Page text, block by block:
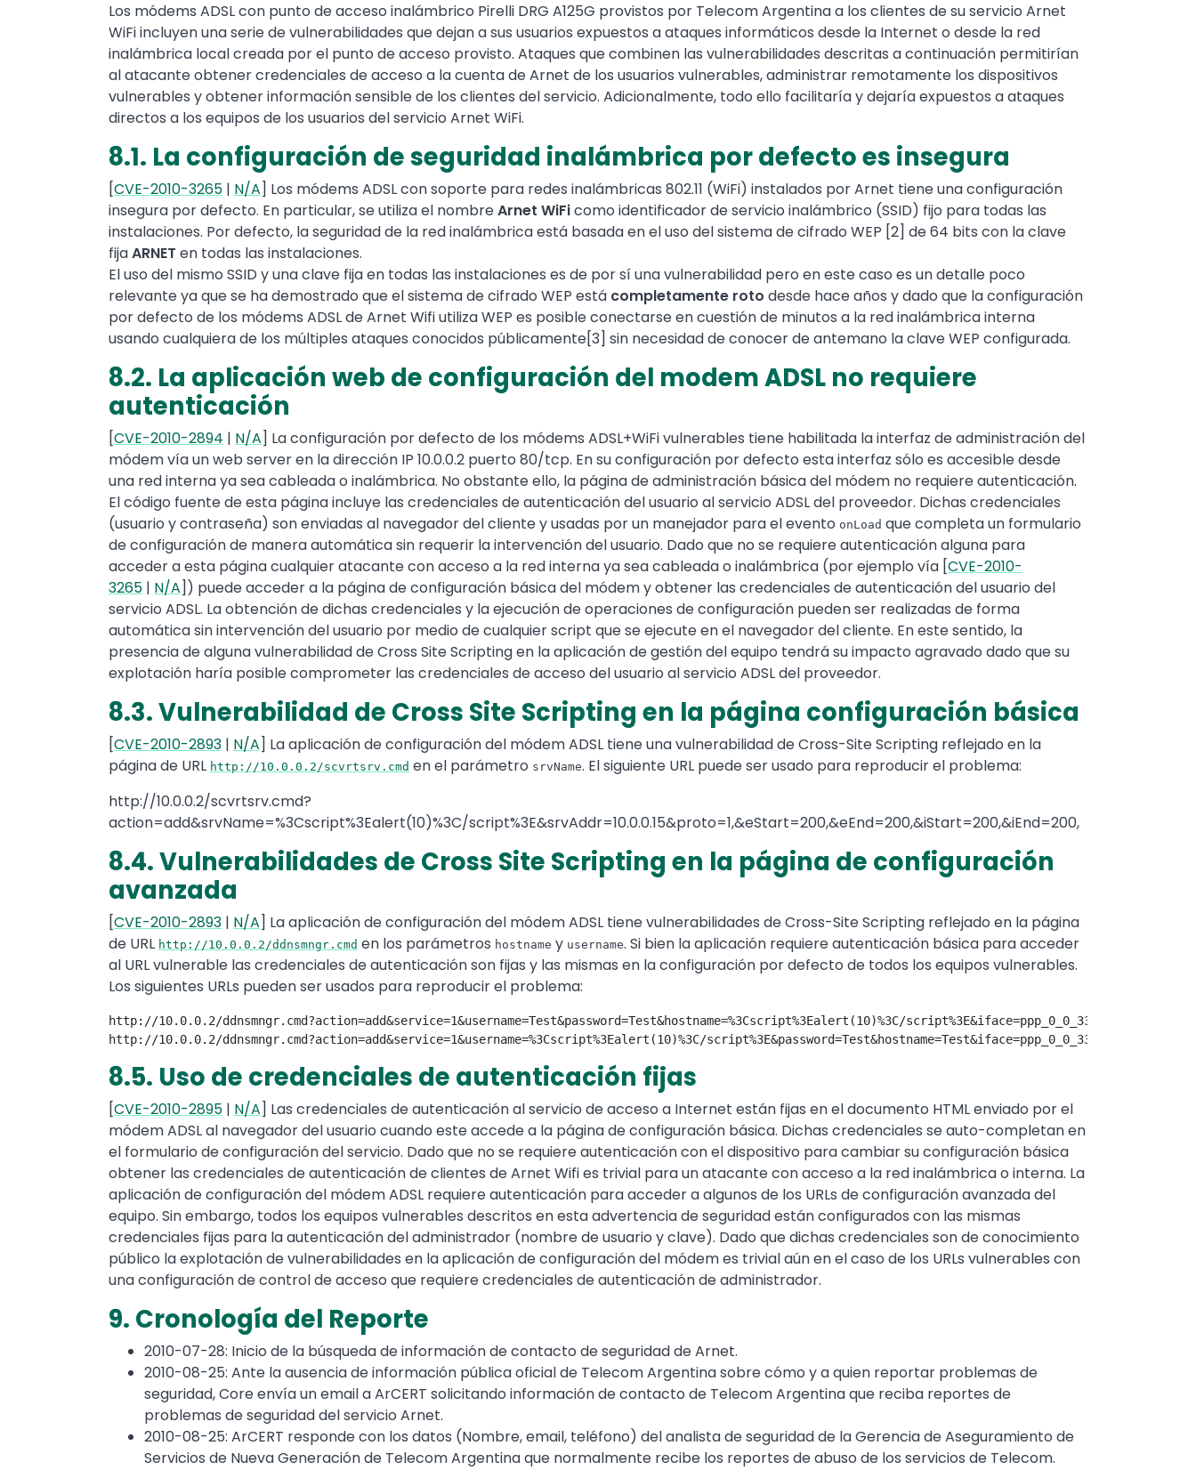
Los módems ADSL con punto de acceso inalámbrico Pirelli DRG A125G provistos por Telecom Argentina a los clientes de su servicio Arnet
WiFi incluyen una serie de vulnerabilidades que dejan a sus usuarios expuestos a ataques informáticos desde la Internet o desde la red
inalámbrica local creada por el punto de acceso provisto. Ataques que combinen las vulnerabilidades descritas a continuación permitirían
al atacante obtener credenciales de acceso a la cuenta de Arnet de los usuarios vulnerables, administrar remotamente los dispositivos
vulnerables y obtener información sensible de los clientes del servicio. Adicionalmente, todo ello facilitaría y dejaría expuestos a ataques
directos a los equipos de los usuarios del servicio Arnet WiFi.
8.1. La configuración de seguridad inalámbrica por defecto es insegura
[CVE-2010-3265 | N/A] Los módems ADSL con soporte para redes inalámbricas 802.11 (WiFi) instalados por Arnet tiene una configuración
insegura por defecto. En particular, se utiliza el nombreArnet WiFicomo identificador de servicio inalámbrico (SSID) fijo para todas las
instalaciones. Por defecto, la seguridad de la red inalámbrica está basada en el uso del sistema de cifrado WEP [2] de 64 bits con la clave
fijaARNET en todas las instalaciones.
El uso del mismo SSID y una clave fija en todas las instalaciones es de por sí una vulnerabilidad pero en este caso es un detalle poco
relevante ya que se ha demostrado que el sistema de cifrado WEP está completamente roto desde hace años y dado que la configuración
por defecto de los módems ADSL de Arnet Wifi utiliza WEP es posible conectarse en cuestión de minutos a la red inalámbrica interna
usando cualquiera de los múltiples ataques conocidos públicamente[3] sin necesidad de conocer de antemano la clave WEP configurada.
8.2. La aplicación web de configuración del modem ADSL no requiere
autenticación
[CVE-2010-2894 | N/A] La configuración por defecto de los módems ADSL+WiFi vulnerables tiene habilitada la interfaz de administración del
módem vía un web server en la dirección IP 10.0.0.2 puerto 80/tcp. En su configuración por defecto esta interfaz sólo es accesible desde
una red interna ya sea cableada o inalámbrica. No obstante ello, la página de administración básica del módem no requiere autenticación.
El código fuente de esta página incluye las credenciales de autenticación del usuario al servicio ADSL del proveedor. Dichas credenciales
(usuario y contraseña) son enviadas al navegador del cliente y usadas por un manejador para el evento onLoad que completa un formulario
de configuración de manera automática sin requerir la intervención del usuario. Dado que no se requiere autenticación alguna para
acceder a esta página cualquier atacante con acceso a la red interna ya sea cableada o inalámbrica (por ejemplo vía [CVE-2010-
3265 | N/A]) puede acceder a la página de configuración básica del módem y obtener las credenciales de autenticación del usuario del
servicio ADSL. La obtención de dichas credenciales y la ejecución de operaciones de configuración pueden ser realizadas de forma
automática sin intervención del usuario por medio de cualquier script que se ejecute en el navegador del cliente. En este sentido, la
presencia de alguna vulnerabilidad de Cross Site Scripting en la aplicación de gestión del equipo tendrá su impacto agravado dado que su
explotación haría posible comprometer las credenciales de acceso del usuario al servicio ADSL del proveedor.
8.3. Vulnerabilidad de Cross Site Scripting en la página configuración básica
[CVE-2010-2893 | N/A] La aplicación de configuración del módem ADSL tiene una vulnerabilidad de Cross-Site Scripting reflejado en la
página de URL http://10.0.0.2/scvrtsrv.cmd en el parámetro srvName. El siguiente URL puede ser usado para reproducir el problema:
http://10.0.0.2/scvrtsrv.cmd?
action=add&srvName=%3Cscript%3Ealert(10)%3C/script%3E&srvAddr=10.0.0.15&proto=1,&eStart=200,&eEnd=200,&iStart=200,&iEnd=200,
8.4. Vulnerabilidades de Cross Site Scripting en la página de configuración
avanzada
[CVE-2010-2893 | N/A] La aplicación de configuración del módem ADSL tiene vulnerabilidades de Cross-Site Scripting reflejado en la página
de URL http://10.0.0.2/ddnsmngr.cmd en los parámetros hostname y username. Si bien la aplicación requiere autenticación básica para acceder
al URL vulnerable las credenciales de autenticación son fijas y las mismas en la configuración por defecto de todos los equipos vulnerables.
Los siguientes URLs pueden ser usados para reproducir el problema:
http://10.0.0.2/ddnsmngr.cmd?action=add&service=1&username=Test&password=Test&hostname=%3Cscript%3Ealert(10)%3C/script%3E&iface=ppp_0_0_33_1
http://10.0.0.2/ddnsmngr.cmd?action=add&service=1&username=%3Cscript%3Ealert(10)%3C/script%3E&password=Test&hostname=Test&iface=ppp_0_0_33_1
8.5. Uso de credenciales de autenticación fijas
[CVE-2010-2895 | N/A] Las credenciales de autenticación al servicio de acceso a Internet están fijas en el documento HTML enviado por el
módem ADSL al navegador del usuario cuando este accede a la página de configuración básica. Dichas credenciales se auto-completan en
el formulario de configuración del servicio. Dado que no se requiere autenticación con el dispositivo para cambiar su configuración básica
obtener las credenciales de autenticación de clientes de Arnet Wifi es trivial para un atacante con acceso a la red inalámbrica o interna. La
aplicación de configuración del módem ADSL requiere autenticación para acceder a algunos de los URLs de configuración avanzada del
equipo. Sin embargo, todos los equipos vulnerables descritos en esta advertencia de seguridad están configurados con las mismas
credenciales fijas para la autenticación del administrador (nombre de usuario y clave). Dado que dichas credenciales son de conocimiento
público la explotación de vulnerabilidades en la aplicación de configuración del módem es trivial aún en el caso de los URLs vulnerables con
una configuración de control de acceso que requiere credenciales de autenticación de administrador.
9. Cronología del Reporte
2010-07-28: Inicio de la búsqueda de información de contacto de seguridad de Arnet.
2010-08-25: Ante la ausencia de información pública oficial de Telecom Argentina sobre cómo y a quien reportar problemas de
seguridad, Core envía un email a ArCERT solicitando información de contacto de Telecom Argentina que reciba reportes de
problemas de seguridad del servicio Arnet.
2010-08-25: ArCERT responde con los datos (Nombre, email, teléfono) del analista de seguridad de la Gerencia de Aseguramiento de
Servicios de Nueva Generación de Telecom Argentina que normalmente recibe los reportes de abuso de los servicios de Telecom.